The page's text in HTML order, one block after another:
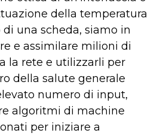
della temperatura
una scheda, siamo in
e assimilare milioni di
la rete e utilizzarli per
della salute generale
numero di input,
algoritmi di machine
per iniziare a